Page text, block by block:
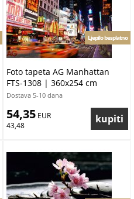
Foto tapeta AG Manhattan
FTS-1308 | 360x254 cm
Ljepilo besplatno
Dostava 5-10 dana
54,35 EUR
43,48